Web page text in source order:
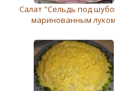
Салат "Сельдь под
маринованным луком